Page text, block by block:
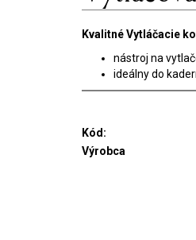
Kvalitné Vytláčacie
nástroj na
ideálny do
Kód:
Výrobca